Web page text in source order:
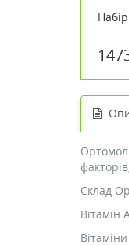
Ортомол
Склад
Вітамін